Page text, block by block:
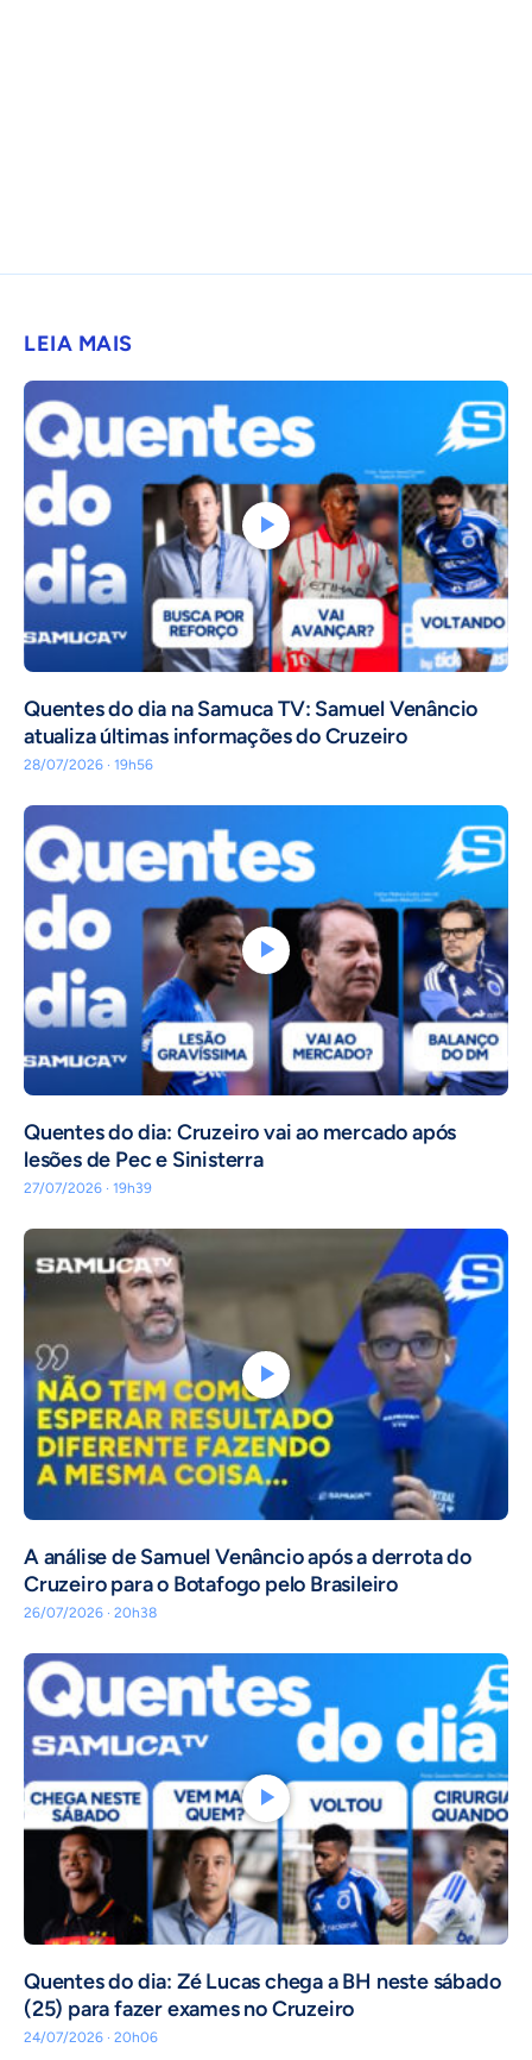
LEIA MAIS
Quentes do dia na Samuca TV: Samuel Venâncio
atualiza últimas informações do Cruzeiro
28/07/2026 · 19h56
Quentes do dia: Cruzeiro vai ao mercado após
lesões de Pec e Sinisterra
27/07/2026 · 19h39
A análise de Samuel Venâncio após a derrota do
Cruzeiro para o Botafogo pelo Brasileiro
26/07/2026 · 20h38
Quentes do dia: Zé Lucas chega a BH neste sábado
(25) para fazer exames no Cruzeiro
24/07/2026 · 20h06